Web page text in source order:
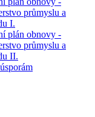
průmyslu a
I.
plán obnovy -
průmyslu a
II.